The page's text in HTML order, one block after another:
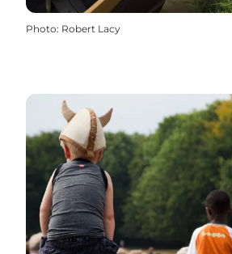
Photo: Robert Lacy